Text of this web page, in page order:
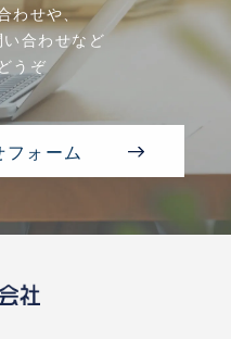
わせや、
合わせなど
うぞ
ォーム